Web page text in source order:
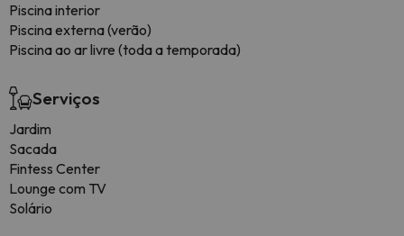
Piscina interior
Piscina externa (verão)
Piscina ao ar livre (toda a temporada)
Serviços
Jardim
Sacada
Fintess Center
Lounge com TV
Solário